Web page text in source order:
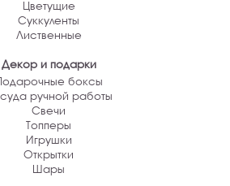
Цветущие
Суккуленты
Лиственные
Декор и подарки
Подарочные боксы
ручной работы
Свечи
Топперы
Игрушки
Открытки
Шары